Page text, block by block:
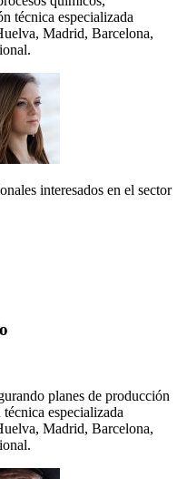
técnica especializada
Madrid, Barcelona,
interesados en el sector
planes de producción
especializada
Madrid, Barcelona,